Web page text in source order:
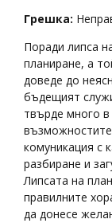
Грешка:
Поради липса
планиране, а
доведе до
бъдещият
твърде много
комуникация с
разбиране и
Липсата на
правилните
да донесе